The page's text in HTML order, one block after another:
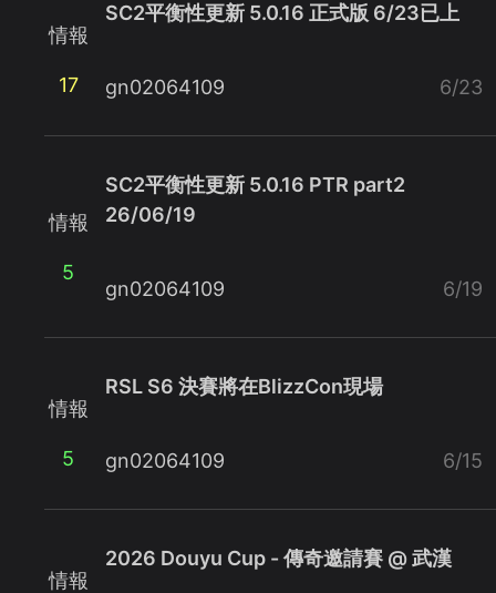
情報
17
SC2平衡性更新 5.0.16 正式版 6/23已上
gn02064109 6/23
情報
5
SC2平衡性更新 5.0.16 PTR part2
26/06/19
gn02064109 6/19
情報
5
RSL S6 決賽將在BlizzCon現場
gn02064109 6/15
情報
2026 Douyu Cup - 傳奇邀請賽 @ 武漢